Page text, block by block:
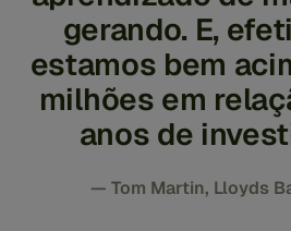
gerando. E,
estamos bem
milhões em
anos de
— Tom Martin, Lloyds